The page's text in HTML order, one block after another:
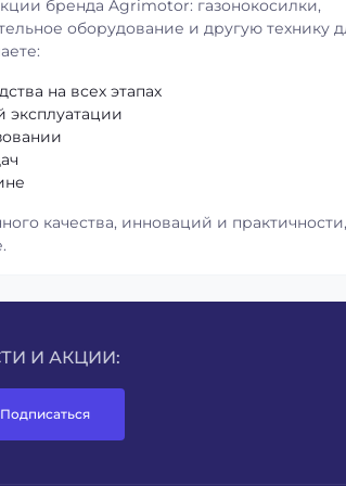
бренда Agrimotor: газонокосилки,
оборудование и другую технику
на всех этапах
эксплуатации
качества, инноваций и практичности,
И АКЦИИ:
Подписаться